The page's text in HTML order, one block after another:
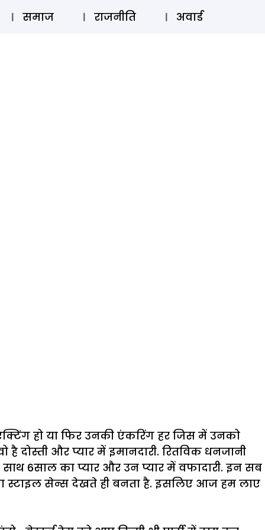
लॉग इन ⚲ SUBSCRIBE
समाज राजनीति अवार्ड
हो या फिर उनकी एंकरिंग हर जिस में उनको
और प्यार में इमानदारी. रितविक धनजानी
6साल का प्यार और उन प्यार में वफादारी. इन सब
स्टाइल सेन्स देखते ही बनता है. इसलिए आज हम लाए